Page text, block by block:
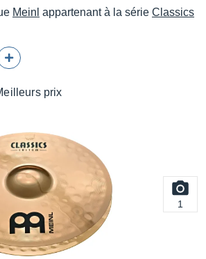
Meinl appartenant à la série Classics
prix
1